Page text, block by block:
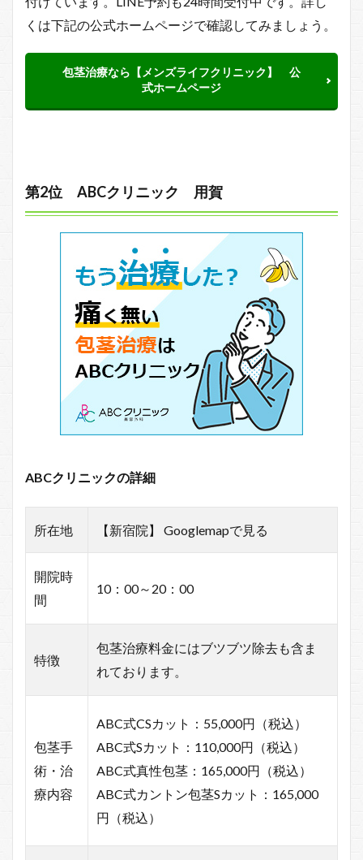
くは下記の公式ホームページで確認してみましょう。
包茎治療なら【メンズライフクリニック】 公
式ホームページ
第2位 ABCクリニック 用賀
ABCクリニックの詳細
所在地 【新宿院】 Googlemapで見る
開院時
間
10：00～20：00
特徴
包茎治療料金にはブツブツ除去も含ま
れております。
包茎手
術・治
療内容
ABC式CSカット：55,000円（税込）
ABC式Sカット：110,000円（税込）
ABC式真性包茎：165,000円（税込）
ABC式カントン包茎Sカット：165,000
円（税込）